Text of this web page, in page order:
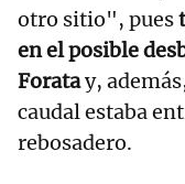
otro sitio", pues
en el posible
Foratay,
caudal estaba
rebosadero.